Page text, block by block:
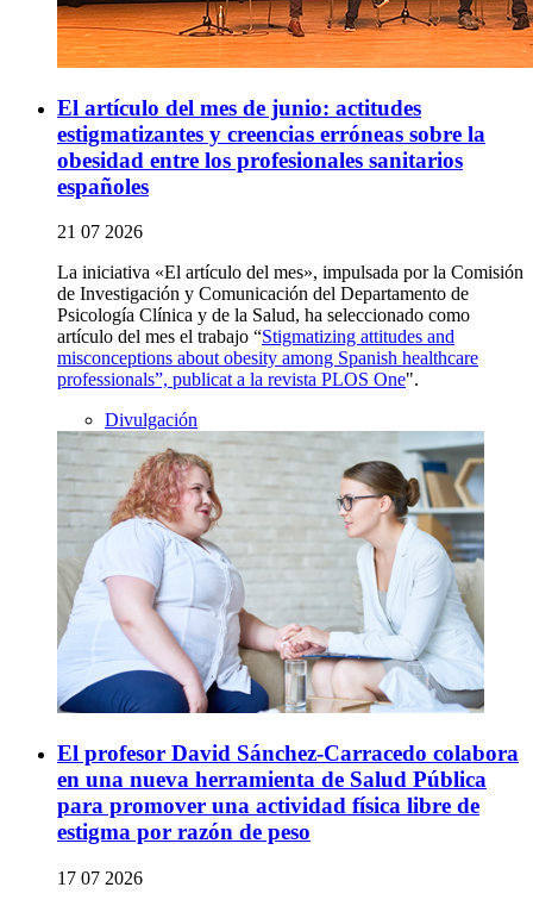
El artículo del mes de junio: actitudes
estigmatizantes y creencias erróneas sobre la
obesidad entre los profesionales sanitarios
españoles
21 07 2026
La iniciativa «El artículo del mes», impulsada por la Comisión
de Investigación y Comunicación del Departamento de
Psicología Clínica y de la Salud, ha seleccionado como
artículo del mes el trabajo “Stigmatizing attitudes and
misconceptions about obesity among Spanish healthcare
professionals”, publicat a la revista PLOS One".
Divulgación
El profesor David Sánchez-Carracedo colabora
en una nueva herramienta de Salud Pública
para promover una actividad física libre de
estigma por razón de peso
17 07 2026